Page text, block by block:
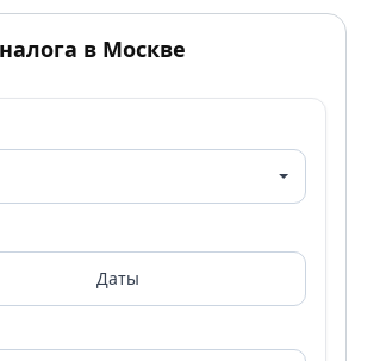
в Москве
Даты